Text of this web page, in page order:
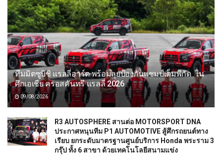
ทีมมิตซูบิชิ แรลลี่อาร์ต พร้อมลุยป้องกันแชมป์เต็มพิกัด ใน
ศึกเอเชีย ครอสคันทรี แรลลี่ 2026
09/08/2026
R3 AUTOSPHERE สานต่อ MOTORSPORT DNA
ประกาศหนุนทีม P1 AUTOMOTIVE สู้ศึกรถยนต์ทาง
เรียบ ยกระดับมาตรฐานศูนย์บริการ Honda พระราม 3
กรุ๊ป ทั้ง 6 สาขา ด้วยเทคโนโลยีสนามแข่ง